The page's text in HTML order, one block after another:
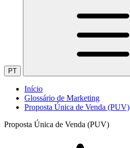
PT
Início
Glossário de Marketing
Proposta Única de Venda (PUV)
Proposta Única de Venda (PUV)